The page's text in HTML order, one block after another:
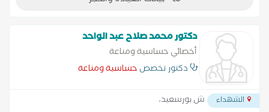
دكتور محمد صلاح عبد الواحد
أخصائي حساسية ومناعة
دكتور تخصص حساسية ومناعة
الشهداء ش بورسعيد،